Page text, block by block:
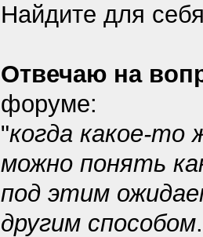
Найдите для
Отвечаю на
форуме:
"когда какое-то
можно понять
под этим
другим способом